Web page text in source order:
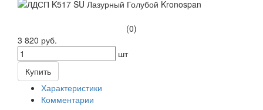
(0)
3 820 руб.
шт
Купить
Характеристики
Комментарии